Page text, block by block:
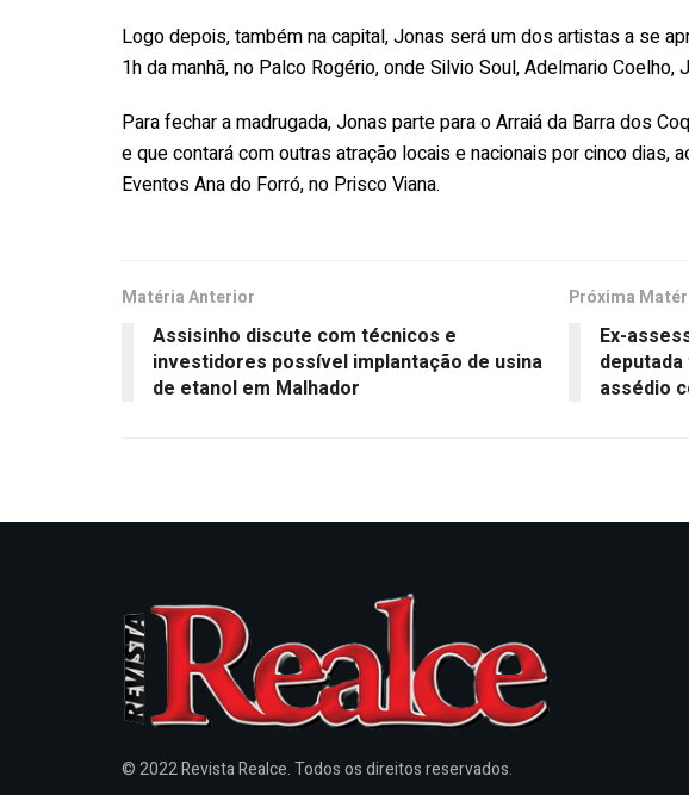
Logo depois, também na capital, Jonas será um dos artistas a se
1h da manhã, no Palco Rogério, onde Silvio Soul, Adelmario
Para fechar a madrugada, Jonas parte para o Arraiá da Barra dos
e que contará com outras atração locais e nacionais por cinco dias,
Eventos Ana do Forró, no Prisco Viana.
Matéria Anterior
Assisinho discute com técnicos e
investidores possível implantação de usina
de etanol em Malhador
Próxima
Ex-
assédio
© 2022 Revista Realce. Todos os direitos reservados.